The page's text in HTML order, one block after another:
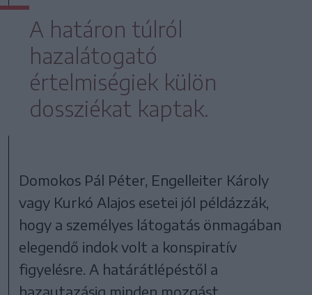
A határon túlról
hazalátogató
értelmiségiek külön
dossziékat kaptak.
Domokos Pál Péter, Engelleiter Károly
vagy Kurkó Alajos esetei jól példázzák,
hogy a személyes látogatás önmagában
elegendő indok volt a konspiratív
figyelésre. A határátlépéstől a
hazautazásig minden mozgást